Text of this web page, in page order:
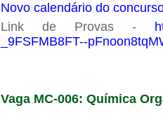
Novo calendário do
Link de Provas -
_9FSFMB8FT--
Vaga MC-006: Química